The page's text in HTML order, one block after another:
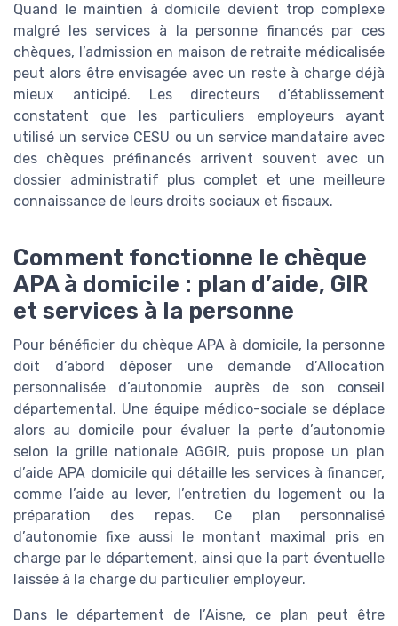
Quand le maintien à domicile devient trop complexe
malgré les services à la personne financés par ces
chèques, l’admission en maison de retraite médicalisée
peut alors être envisagée avec un reste à charge déjà
mieux anticipé. Les directeurs d’établissement
constatent que les particuliers employeurs ayant
utilisé un service CESU ou un service mandataire avec
des chèques préfinancés arrivent souvent avec un
dossier administratif plus complet et une meilleure
connaissance de leurs droits sociaux et fiscaux.
Comment fonctionne le chèque
APA à domicile : plan d’aide, GIR
et services à la personne
Pour bénéficier du chèque APA à domicile, la personne
doit d’abord déposer une demande d’Allocation
personnalisée d’autonomie auprès de son conseil
départemental. Une équipe médico-sociale se déplace
alors au domicile pour évaluer la perte d’autonomie
selon la grille nationale AGGIR, puis propose un plan
d’aide APA domicile qui détaille les services à financer,
comme l’aide au lever, l’entretien du logement ou la
préparation des repas. Ce plan personnalisé
d’autonomie fixe aussi le montant maximal pris en
charge par le département, ainsi que la part éventuelle
laissée à la charge du particulier employeur.
Dans le département de l’Aisne, ce plan peut être